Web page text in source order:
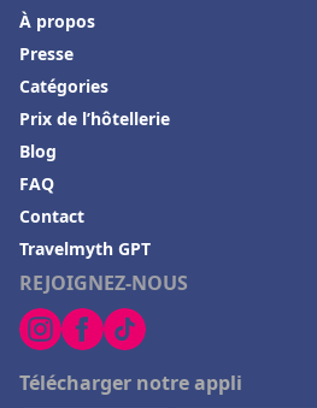
REJOIGNEZ-NOUS
Télécharger notre appli
À propos
Presse
Catégories
Prix de l’hôtellerie
Blog
FAQ
Contact
Travelmyth GPT